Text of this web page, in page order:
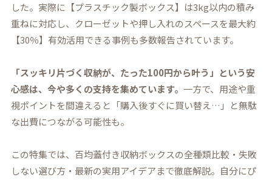
した。実際に【プラスチック製ボックス】は3kg以内の積み
重ねに対応し、クローゼットや押し入れのスペースを最大約
【30％】有効活用できる事例も多数報告されています。
「スッキリ片づく収納が、たった100円から叶う」という安
心感は、今や多くの支持を集めています。 一方で、用途や重
視ポイントを間違えると「購入後すぐに買い替え…」と無駄
な出費につながる可能性も。
この特集では、百均蓋付き収納ボックスの全種類比較・失敗
しない選び方・最新の実用アイデアまで徹底解説。自分にぴ